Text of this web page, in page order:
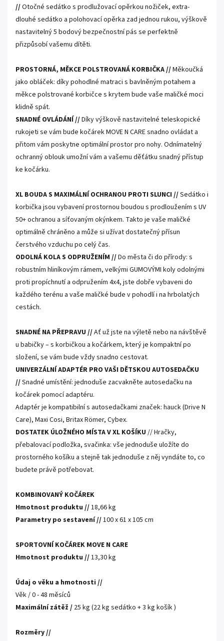
//Otočné sedátko s prodlužovací opěrkou nožiček, extra-
dlouhé sedátko a polohovací opěrka zad jednou rukou, výškově
nastavitelný 5 bodový bezpečnostní pás se perfektně
přizpůsobí vašemu dítěti.
PROSTORNÁ, MĚKCE POLSTROVANÁ KORBIČKA //Měkoučká
jako obláček: díky pohodlné matraci s bavlněným potahem a
měkce polstrované korbičce s krytem bude vaše maličké moci
klidně spát.
SNADNÉ OVLÁDÁNÍ //Díky výškově nastavitelné teleskopické
rukojeti se vám bude kočárek MOVE N CARE snadno ovládat a
přitom vám poskytne optimální prostor pro nohy. Odnímatelný
ochranný oblouk umožní vám a vašemu děťátku snadný přístup
ke kočárku.
XL BOUDA S MAXIMÁLNÍ OCHRANOU PROTI SLUNCI //Sedátko i
korbička jsou vybavení prostornou boudou s prodloužením s UV
50+ ochranou a síťovaným okýnkem. Takto je vaše maličké
optimálně chráněno a může si užívat dostatečný přísun
čerstvého vzduchu po celý čas.
ODOLNÁ KOLA S ODPRUŽENÍM //Do města či do přírody: s
robustním hliníkovým rámem, velkými GUMOVÝMI koly odolnými
proti propíchnutí a odpružením 4x4, jste dobře vybaveni do
každého terénu a vaše maličké bude v pohodlí i na hrbolatých
cestách.
SNADNÉ NA PŘEPRAVU //Ať už jste na výletě nebo na návštěvě
u babičky – s korbičkou a kočárkem, který je kompaktní po
složení, se vám bude vždy snadno cestovat.
UNIVERZÁLNÍ ADAPTÉR PRO VAŠI DĚTSKOU AUTOSEDAČKU
//Snadné umístění: jednoduše zacvakněte autosedačku na
kočárek pomocí adaptéru.
Adaptér je kompatibilní s autosedačkami značek: hauck (Drive N
Care), Maxi Cosi, Britax Römer, Cybex.
DOSTATEK ÚLOŽNÉHO MÍSTA V XL KOŠÍKU // Hračky,
přebalovací podložka, svačinka: vše jednoduše uložíte do
prostorného košíku a stejně tak jednoduše z něj vyndáte to, co
budete právě potřebovat.
KOMBINOVANÝ KOČÁREK
Hmotnost produktu //18,66 kg
Parametry po sestavení //100 x 61 x 105 cm
SPORTOVNÍ KOČÁREK MOVE N CARE
Hmotnost produktu //13,30 kg
Údaj o věku a hmotnosti //
Věk / 0 - 48 měsíců
Maximální zátěž / 25 kg (22 kg sedátko + 3 kg košík )
Rozměry //